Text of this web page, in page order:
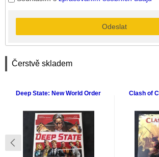
Odeslat
Čerstvě skladem
Deep State: New World Order Clash of